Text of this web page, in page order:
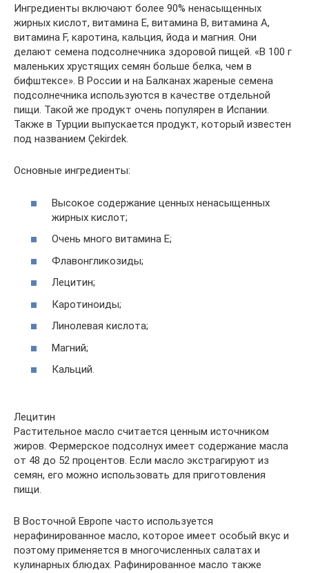
Ингредиенты включают более 90% ненасыщенных
жирных кислот, витамина Е, витамина В, витамина А,
витамина F, каротина, кальция, йода и магния. Они
делают семена подсолнечника здоровой пищей. «В 100 г
маленьких хрустящих семян больше белка, чем в
бифштексе». В России и на Балканах жареные семена
подсолнечника используются в качестве отдельной
пищи. Такой же продукт очень популярен в Испании.
Также в Турции выпускается продукт, который известен
под названием Çekirdek.
Основные ингредиенты:
Высокое содержание ценных ненасыщенных
жирных кислот;
Очень много витамина Е;
Флавонгликозиды;
Лецитин;
Каротиноиды;
Линолевая кислота;
Магний;
Кальций.
Лецитин
Растительное масло считается ценным источником
жиров. Фермерское подсолнух имеет содержание масла
от 48 до 52 процентов. Если масло экстрагируют из
семян, его можно использовать для приготовления
пищи.
В Восточной Европе часто используется
нерафинированное масло, которое имеет особый вкус и
поэтому применяется в многочисленных салатах и
кулинарных блюдах. Рафинированное масло также